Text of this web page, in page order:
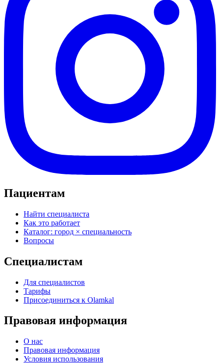
Пациентам
Найти специалиста
Как это работает
Каталог: город × специальность
Вопросы
Специалистам
Для специалистов
Тарифы
Присоединиться к Olamkal
Правовая информация
О нас
Правовая информация
Условия использования